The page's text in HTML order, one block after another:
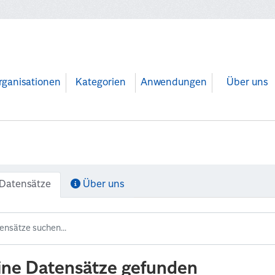
Kategorien Anwendungen Über uns
Über uns
Datensätze gefunden